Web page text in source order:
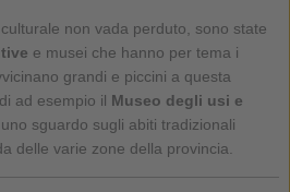
non vada perduto, sono state
e musei che hanno per tema i
grandi e piccini a questa
ad esempio il Museo degli usi e
sguardo sugli abiti tradizionali
delle varie zone della provincia.